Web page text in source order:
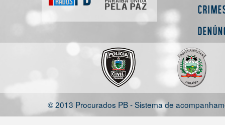
© 2013 Procurados PB - Sistema de